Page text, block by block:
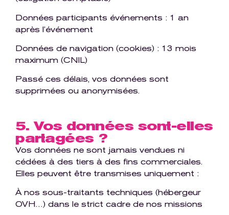
Données participants événements : 1 an
après l’événement
Données de navigation (cookies) : 13 mois
maximum (CNIL)
Passé ces délais, vos données sont
supprimées ou anonymisées.
5. Vos données sont-elles
partagées ?
Vos données ne sont jamais vendues ni
cédées à des tiers à des fins commerciales.
Elles peuvent être transmises uniquement :
À nos sous-traitants techniques (hébergeur
OVH…) dans le strict cadre de nos missions